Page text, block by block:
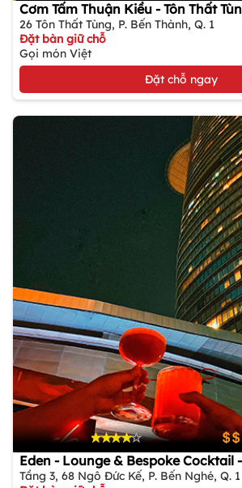
Cơm Tấm Thuận Kiều - Tôn Thất
26 Tôn Thất Tùng, P. Bến Thành, Q. 1
Đặt bàn giữ chỗ
Gọi món Việt
Đặt chỗ ngay
Eden - Lounge & Bespoke Cocktail
Tầng 3, 68 Ngô Đức Kế, P. Bến Nghé, Q. 1